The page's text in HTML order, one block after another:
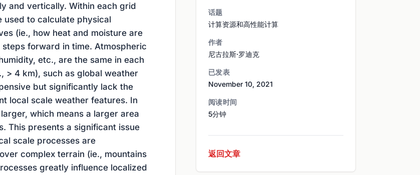
and vertically. Within each grid
used to calculate physical
(ie., how heat and moisture are
forward in time. Atmospheric
etc., are the same in each
> 4 km), such as global weather
but significantly lack the
local scale weather features. In
which means a larger area
This presents a significant issue
scale processes are
complex terrain (ie., mountains
greatly influence localized
话题
计算资源和高性能计算
作者
尼古拉斯·罗迪克
已发表
November 10, 2021
阅读时间
5分钟
返回文章